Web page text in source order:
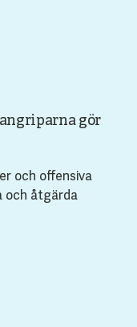
gör
och offensiva
och åtgärda